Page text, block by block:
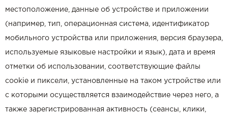
местоположение, данные об устройстве и приложении
(например, тип, операционная система, идентификатор
мобильного устройства или приложения, версия браузера,
используемые языковые настройки и язык), дата и время
отметки об использовании, соответствующие файлы
cookie и пиксели, установленные на таком устройстве или
с которыми осуществляется взаимодействие через него, а
также зарегистрированная активность (сеансы, клики,